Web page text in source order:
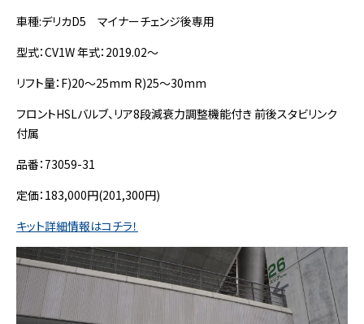
車種:デリカD5 マイナーチェンジ後専用
型式：CV1W 年式：2019.02～
リフト量：F)20～25mm R)25～30mm
フロントHSLバルブ、リア8段減衰力調整機能付き 前後スタビリンク
付属
品番：73059-31
定価：183,000円(201,300円)
キット詳細情報はコチラ！